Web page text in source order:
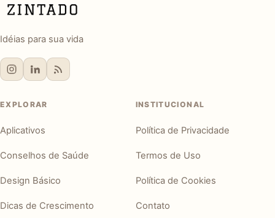
Idéias para sua vida
EXPLORAR
Aplicativos
Conselhos de Saúde
Design Básico
Dicas de Crescimento
INSTITUCIONAL
Política de Privacidade
Termos de Uso
Política de Cookies
Contato